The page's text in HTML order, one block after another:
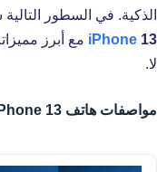
الذكية. في السطور
iPhone 13
مع أبرز
لا.
مواصفات هاتف iPhone 13